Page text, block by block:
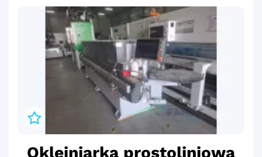
Okleiniarka prostoliniowa